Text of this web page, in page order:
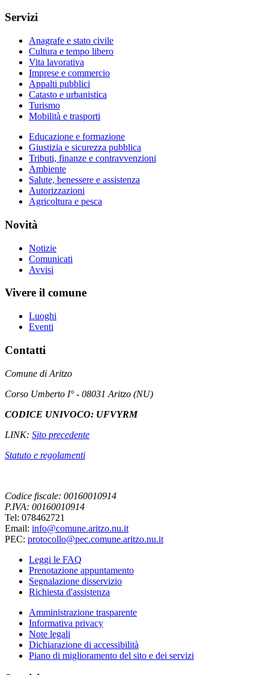
Servizi
Anagrafe e stato civile
Cultura e tempo libero
Vita lavorativa
Imprese e commercio
Appalti pubblici
Catasto e urbanistica
Turismo
Mobilità e trasporti
Educazione e formazione
Giustizia e sicurezza pubblica
Tributi, finanze e contravvenzioni
Ambiente
Salute, benessere e assistenza
Autorizzazioni
Agricoltura e pesca
Novità
Notizie
Comunicati
Avvisi
Vivere il comune
Luoghi
Eventi
Contatti
Comune di Aritzo
Corso Umberto I° - 08031 Aritzo (NU)
CODICE UNIVOCO: UFVYRM
LINK: Sito precedente
Statuto e regolamenti
Codice fiscale: 00160010914
P.IVA: 00160010914
Tel: 078462721
Email: info@comune.aritzo.nu.it
PEC: protocollo@pec.comune.aritzo.nu.it
Leggi le FAQ
Prenotazione appuntamento
Segnalazione disservizio
Richiesta d'assistenza
Amministrazione trasparente
Informativa privacy
Note legali
Dichiarazione di accessibilità
Piano di miglioramento del sito e dei servizi